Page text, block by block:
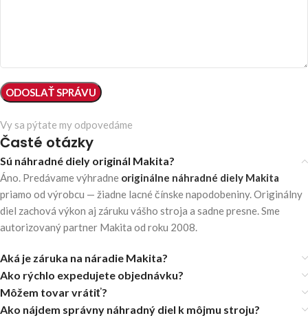
Vy sa pýtate my odpovedáme
Časté otázky
Sú náhradné diely originál Makita?
Áno. Predávame výhradne originálne náhradné diely Makita
priamo od výrobcu — žiadne lacné čínske napodobeniny. Originálny
diel zachová výkon aj záruku vášho stroja a sadne presne. Sme
autorizovaný partner Makita od roku 2008.
Aká je záruka na náradie Makita?
Ako rýchlo expedujete objednávku?
Môžem tovar vrátiť?
Ako nájdem správny náhradný diel k môjmu stroju?